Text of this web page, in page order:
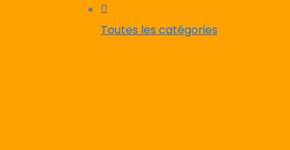
Toutes les catégories